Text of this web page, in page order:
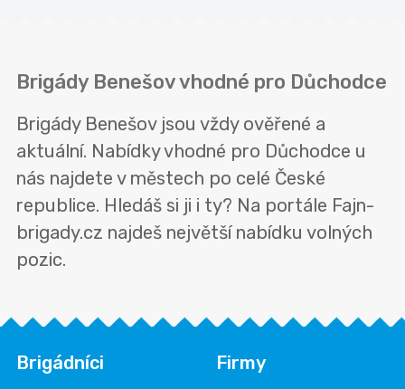
Brigády Benešov vhodné pro Důchodce
Brigády Benešov jsou vždy ověřené a
aktuální. Nabídky vhodné pro Důchodce u
nás najdete v městech po celé České
republice. Hledáš si ji i ty? Na portále Fajn-
brigady.cz najdeš největší nabídku volných
pozic.
Brigádníci Firmy